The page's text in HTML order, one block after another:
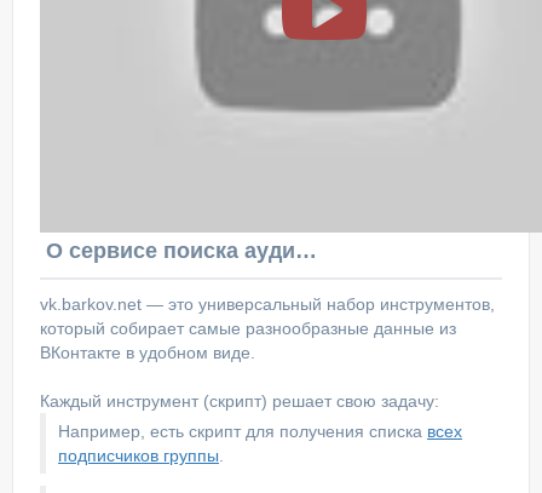
О сервисе поиска аудитории ВКонтакте
vk.barkov.net — это универсальный набор инструментов,
который собирает самые разнообразные данные из
ВКонтакте в удобном виде.
Каждый инструмент (скрипт) решает свою задачу:
Например, есть скрипт для получения списка всех
подписчиков группы